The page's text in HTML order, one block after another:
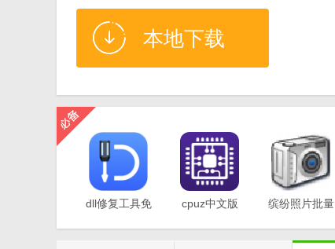
本地下载
dll修复工具免
cpuz中文版
缤纷照片批量